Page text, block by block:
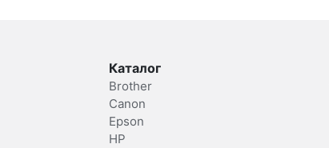
Каталог
Brother
Canon
Epson
HP